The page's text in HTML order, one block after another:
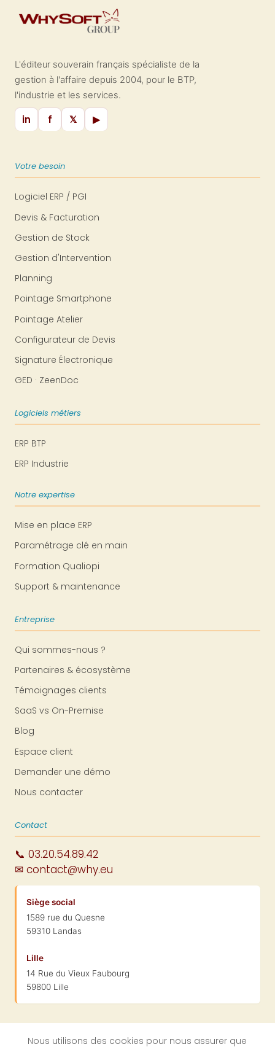
Nous utilisons des cookies pour nous assurer que
quels dégâts sont couverts ? Nous
allons vous détailler tout ce qu'il faut
comprendre sur la garantie de parfait
L'éditeur souverain français spécialiste de la
gestion à l'affaire depuis 2004, pour le BTP,
l'industrie et les services.
in f 𝕏 ▶
Votre besoin
Logiciel ERP / PGI
Devis & Facturation
Gestion de Stock
Gestion d'Intervention
Planning
Pointage Smartphone
Pointage Atelier
Configurateur de Devis
Signature Électronique
GED · ZeenDoc
Logiciels métiers
ERP BTP
ERP Industrie
Notre expertise
Mise en place ERP
Paramétrage clé en main
Formation Qualiopi
Support & maintenance
Entreprise
Qui sommes-nous ?
Partenaires & écosystème
Témoignages clients
SaaS vs On-Premise
Blog
Espace client
Demander une démo
Nous contacter
Contact
📞 03.20.54.89.42
✉ contact@why.eu
Siège social
1589 rue du Quesne
59310 Landas
Lille
14 Rue du Vieux Faubourg
59800 Lille